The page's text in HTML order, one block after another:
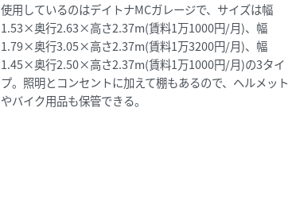
使用しているのはデイトナMCガレージで、サイズは幅
1.53×奥行2.63×高さ2.37m(賃料1万1000円/月)、幅
1.79×奥行3.05×高さ2.37m(賃料1万3200円/月)、幅
1.45×奥行2.50×高さ2.37m(賃料1万1000円/月)の3タイ
プ。照明とコンセントに加えて棚もあるので、ヘルメット
やバイク用品も保管できる。